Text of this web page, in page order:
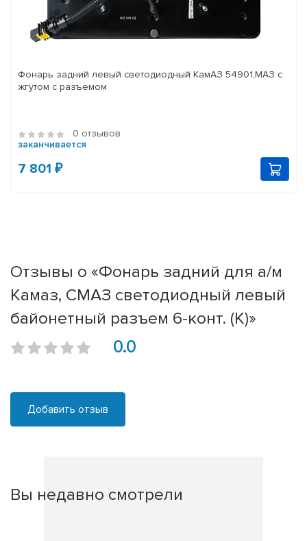
Фонарь задний левый светодиодный КамАЗ 54901,МАЗ с
жгутом с разъемом
0 отзывов
заканчивается
7 801 ₽
Отзывы о «Фонарь задний для а/м
Камаз, СМАЗ светодиодный левый
байонетный разъем 6-конт. (К)»
0.0
Добавить отзыв
Вы недавно смотрели